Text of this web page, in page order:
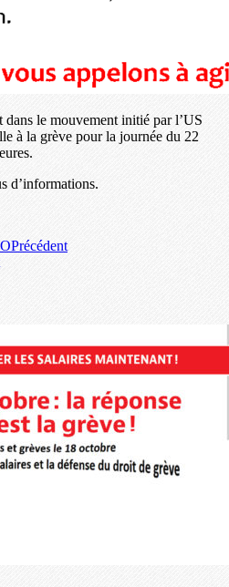
le mouvement initié par l’US
à la grève pour la journée du 22
d’informations.
Précédent